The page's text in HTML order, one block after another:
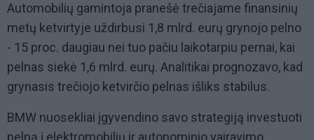
Automobilių gamintoja pranešė trečiajame finansinių
metų ketvirtyje uždirbusi 1,8 mlrd. eurų grynojo pelno
- 15 proc. daugiau nei tuo pačiu laikotarpiu pernai, kai
pelnas siekė 1,6 mlrd. eurų. Analitikai prognozavo, kad
grynasis trečiojo ketvirčio pelnas išliks stabilus.
BMW nuosekliai įgyvendino savo strategiją investuoti